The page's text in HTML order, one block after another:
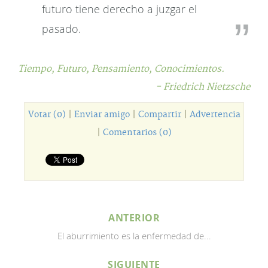
futuro tiene derecho a juzgar el
pasado.
Tiempo, Futuro, Pensamiento, Conocimientos.
- Friedrich Nietzsche
Votar (0) Enviar amigo| Compartir| Advertencia
Comentarios (0)
ANTERIOR
El aburrimiento es la enfermedad de...
SIGUIENTE